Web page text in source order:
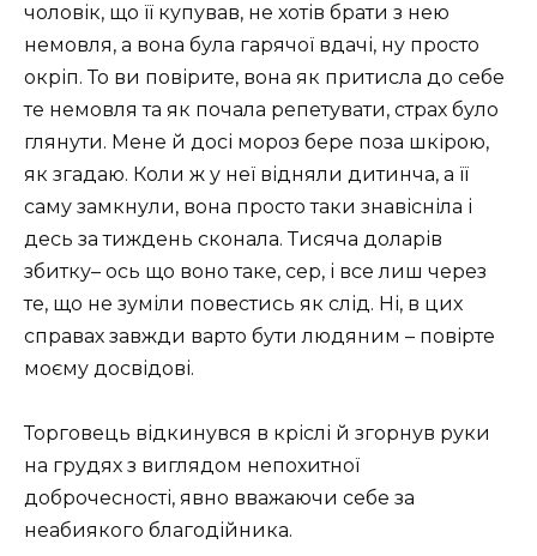
чоловік, що її купував, не хотів брати з нею
немовля, а вона була гарячої вдачі, ну просто
окріп. То ви повірите, вона як притисла до себе
те немовля та як почала репетувати, страх було
глянути. Мене й досі мороз бере поза шкірою,
як згадаю. Коли ж у неї відняли дитинча, а її
саму замкнули, вона просто таки знавісніла і
десь за тиждень сконала. Тисяча доларів
збитку– ось що воно таке, сер, і все лиш через
те, що не зуміли повестись як слід. Ні, в цих
справах завжди варто бути людяним – повірте
моєму досвідові.
Торговець відкинувся в кріслі й згорнув руки
на грудях з виглядом непохитної
доброчесності, явно вважаючи себе за
неабиякого благодійника.